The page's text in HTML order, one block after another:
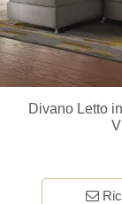
Divano Letto